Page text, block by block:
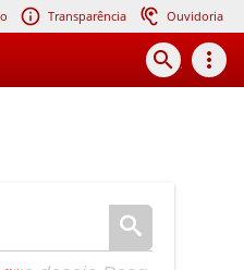
Transparência Ouvidoria
search more_vert